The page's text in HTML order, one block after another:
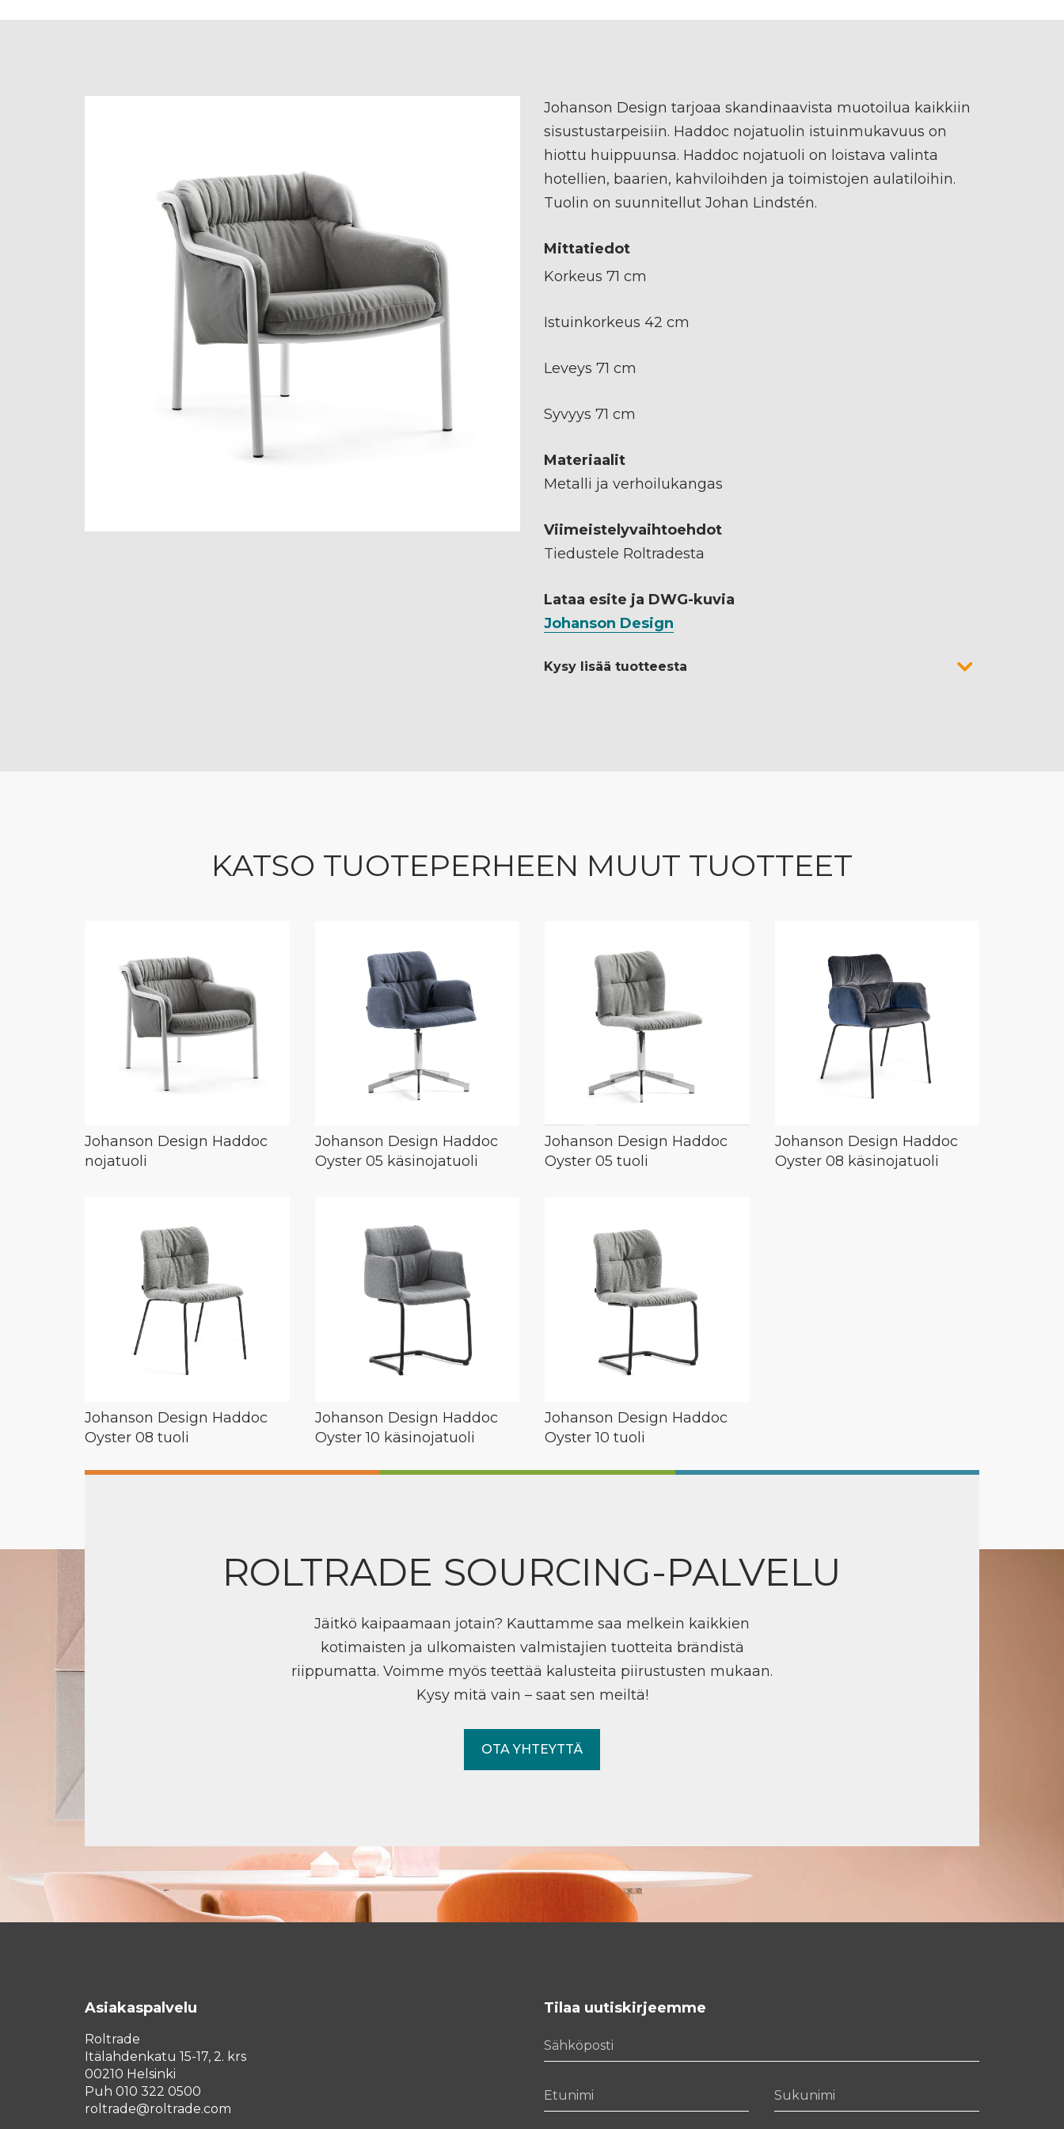
Johanson Design tarjoaa skandinaavista muotoilua kaikkiin
sisustustarpeisiin. Haddoc nojatuolin istuinmukavuus on
hiottu huippuunsa. Haddoc nojatuoli on loistava valinta
hotellien, baarien, kahviloihden ja toimistojen aulatiloihin.
Tuolin on suunnitellut Johan Lindstén.
Mittatiedot
Korkeus 71 cm
Istuinkorkeus 42 cm
Leveys 71 cm
Syvyys 71 cm
Materiaalit
Metalli ja verhoilukangas
Viimeistelyvaihtoehdot
Tiedustele Roltradesta
Lataa esite ja DWG-kuvia
Johanson Design
Kysy lisää tuotteesta
KATSO TUOTEPERHEEN MUUT TUOTTEET
Johanson Design Haddoc
nojatuoli
Johanson Design Haddoc
Oyster 05 käsinojatuoli
Johanson Design Haddoc
Oyster 05 tuoli
Johanson Design Haddoc
Oyster 08 käsinojatuoli
Johanson Design Haddoc
Oyster 08 tuoli
Johanson Design Haddoc
Oyster 10 käsinojatuoli
Johanson Design Haddoc
Oyster 10 tuoli
ROLTRADE SOURCING-PALVELU
Jäitkö kaipaamaan jotain? Kauttamme saa melkein kaikkien
kotimaisten ja ulkomaisten valmistajien tuotteita brändistä
riippumatta. Voimme myös teettää kalusteita piirustusten mukaan.
Kysy mitä vain – saat sen meiltä!
OTA YHTEYTTÄ
Asiakaspalvelu
Roltrade
Itälahdenkatu 15-17, 2. krs
00210 Helsinki
Puh 010 322 0500
roltrade@roltrade.com
Tilaa uutiskirjeemme